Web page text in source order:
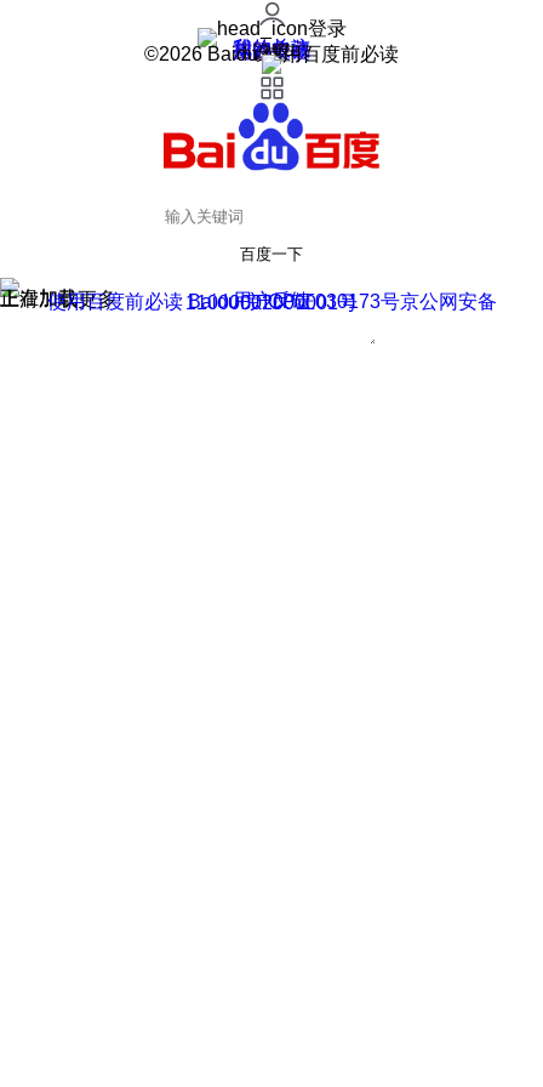
登录
我的关注
我的收藏
皮肤中心
用户反馈
设置
©2026 Baidu 使用百度前必读
百度一下
正在加载
上滑加载更多 用户反馈
使用百度前必读 Baidu 京ICP证030173号
京公网安备11000002000001号